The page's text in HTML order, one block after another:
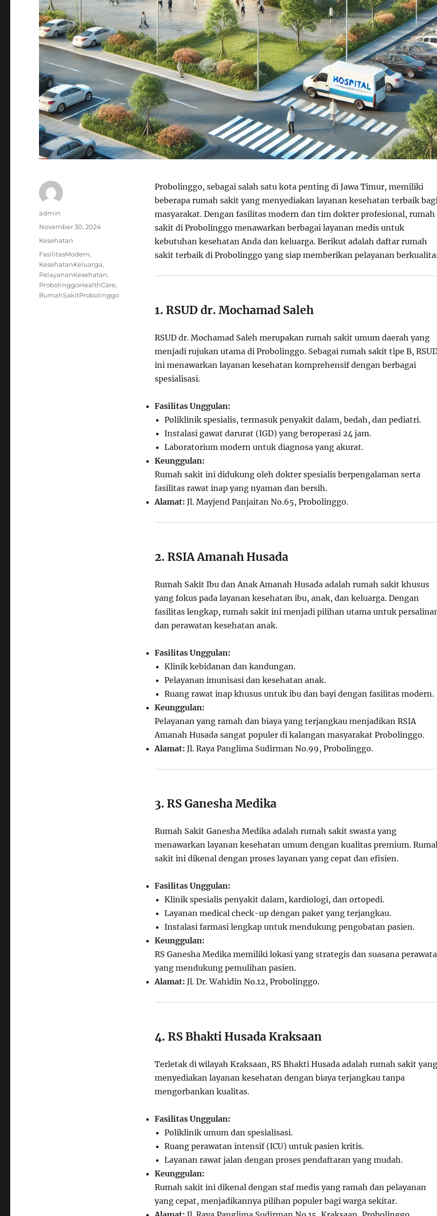
Probolinggo, sebagai salah satu kota penting di Jawa Timur, memiliki
beberapa rumah sakit yang menyediakan layanan kesehatan terbaik
masyarakat. Dengan fasilitas modern dan tim dokter profesional, rumah
sakit di Probolinggo menawarkan berbagai layanan medis untuk
kebutuhan kesehatan Anda dan keluarga. Berikut adalah daftar rumah
sakit terbaik di Probolinggo yang siap memberikan pelayanan
1. RSUD dr. Mochamad Saleh
RSUD dr. Mochamad Saleh merupakan rumah sakit umum daerah yang
menjadi rujukan utama di Probolinggo. Sebagai rumah sakit tipe B,
ini menawarkan layanan kesehatan komprehensif dengan berbagai
spesialisasi.
Fasilitas Unggulan:
Poliklinik spesialis, termasuk penyakit dalam, bedah, dan pediatri.
Instalasi gawat darurat (IGD) yang beroperasi 24 jam.
Laboratorium modern untuk diagnosa yang akurat.
Keunggulan:
Rumah sakit ini didukung oleh dokter spesialis berpengalaman serta
fasilitas rawat inap yang nyaman dan bersih.
Alamat: Jl. Mayjend Panjaitan No.65, Probolinggo.
2. RSIA Amanah Husada
Rumah Sakit Ibu dan Anak Amanah Husada adalah rumah sakit khusus
yang fokus pada layanan kesehatan ibu, anak, dan keluarga. Dengan
fasilitas lengkap, rumah sakit ini menjadi pilihan utama untuk
dan perawatan kesehatan anak.
Fasilitas Unggulan:
Klinik kebidanan dan kandungan.
Pelayanan imunisasi dan kesehatan anak.
Ruang rawat inap khusus untuk ibu dan bayi dengan fasilitas modern.
Keunggulan:
Pelayanan yang ramah dan biaya yang terjangkau menjadikan RSIA
Amanah Husada sangat populer di kalangan masyarakat Probolinggo.
Alamat: Jl. Raya Panglima Sudirman No.99, Probolinggo.
3. RS Ganesha Medika
Rumah Sakit Ganesha Medika adalah rumah sakit swasta yang
menawarkan layanan kesehatan umum dengan kualitas premium.
sakit ini dikenal dengan proses layanan yang cepat dan efisien.
Fasilitas Unggulan:
Klinik spesialis penyakit dalam, kardiologi, dan ortopedi.
Layanan medical check-up dengan paket yang terjangkau.
Instalasi farmasi lengkap untuk mendukung pengobatan pasien.
Keunggulan:
RS Ganesha Medika memiliki lokasi yang strategis dan suasana
yang mendukung pemulihan pasien.
Alamat: Jl. Dr. Wahidin No.12, Probolinggo.
4. RS Bhakti Husada Kraksaan
Terletak di wilayah Kraksaan, RS Bhakti Husada adalah rumah sakit yang
menyediakan layanan kesehatan dengan biaya terjangkau tanpa
mengorbankan kualitas.
Fasilitas Unggulan:
Poliklinik umum dan spesialisasi.
Ruang perawatan intensif (ICU) untuk pasien kritis.
Layanan rawat jalan dengan proses pendaftaran yang mudah.
Keunggulan:
Rumah sakit ini dikenal dengan staf medis yang ramah dan pelayanan
yang cepat, menjadikannya pilihan populer bagi warga sekitar.
Author
admin
Posted
November 30, 2024
Categories
Kesehatan
Tags
FasilitasModern,
KesehatanKeluarga,
PelayananKesehatan,
ProbolinggoHealthCare,
RumahSakitProbolinggo